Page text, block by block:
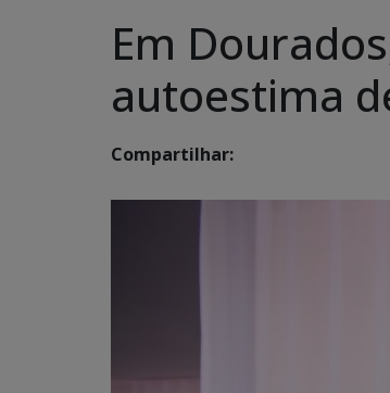
Em
autoestima
Compartilhar: